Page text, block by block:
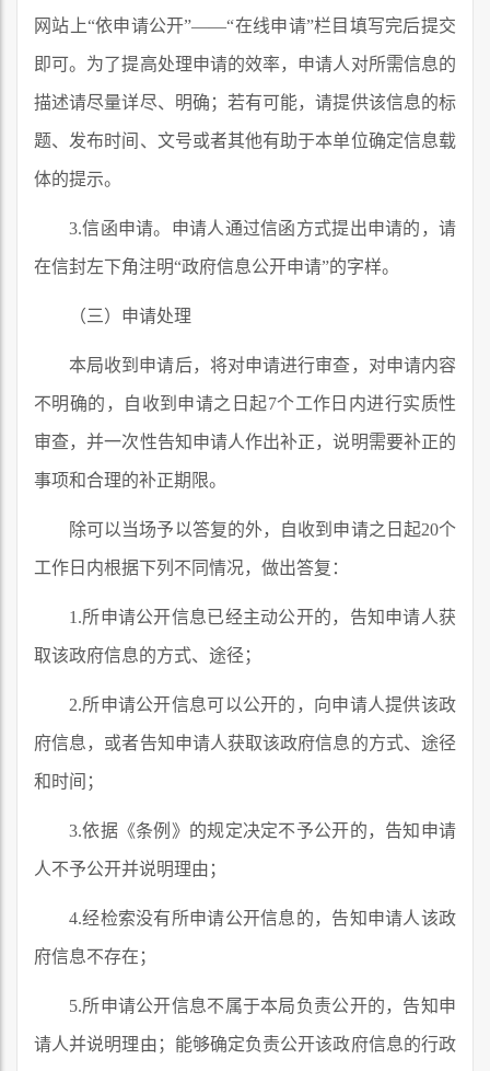
网站上“依申请公开”——“在线申请”栏目填写完后提交
即可。为了提高处理申请的效率，申请人对所需信息的
描述请尽量详尽、明确；若有可能，请提供该信息的标
题、发布时间、文号或者其他有助于本单位确定信息载
体的提示。
3.信函申请。申请人通过信函方式提出申请的，请
在信封左下角注明“政府信息公开申请”的字样。
（三）申请处理
本局收到申请后，将对申请进行审查，对申请内容
不明确的，自收到申请之日起7个工作日内进行实质性
审查，并一次性告知申请人作出补正，说明需要补正的
事项和合理的补正期限。
除可以当场予以答复的外，自收到申请之日起20个
工作日内根据下列不同情况，做出答复：
1.所申请公开信息已经主动公开的，告知申请人获
取该政府信息的方式、途径；
2.所申请公开信息可以公开的，向申请人提供该政
府信息，或者告知申请人获取该政府信息的方式、途径
和时间；
3.依据《条例》的规定决定不予公开的，告知申请
人不予公开并说明理由；
4.经检索没有所申请公开信息的，告知申请人该政
府信息不存在；
5.所申请公开信息不属于本局负责公开的，告知申
请人并说明理由；能够确定负责公开该政府信息的行政